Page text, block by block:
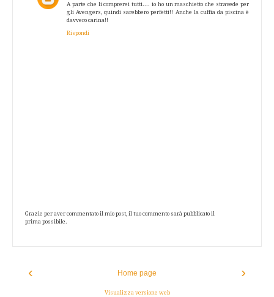
A parte che li comprerei tutti.... io ho un maschietto che stravede per
gli Avengers, quindi sarebbero perfetti!! Anche la cuffia da piscina è
davvero carina!!
Rispondi
Grazie per aver commentato il mio post, il tuo commento sarà pubblicato il
prima possibile.
‹ ›
Home page
Visualizza versione web